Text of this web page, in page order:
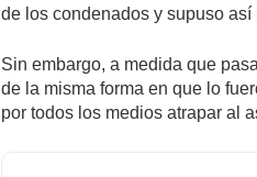
de los condenados y supuso
Sin embargo, a medida que
de la misma forma en que lo
por todos los medios atrapar al